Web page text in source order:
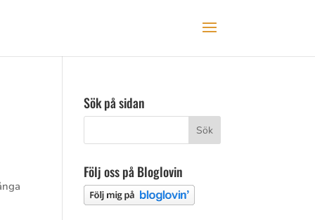
Sök på sidan
Följ oss på Bloglovin